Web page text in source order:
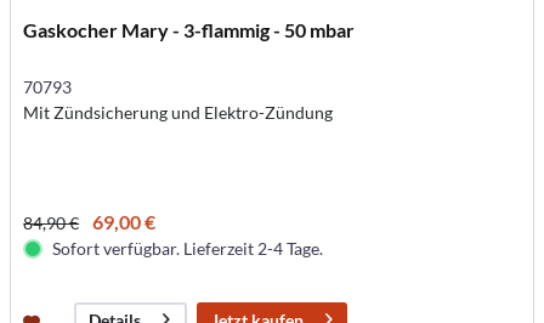
Gaskocher Mary - 3-flammig - 50 mbar
70793
Mit Zündsicherung und Elektro-Zündung
84,90 € 69,00 €
Sofort verfügbar. Lieferzeit 2-4 Tage.